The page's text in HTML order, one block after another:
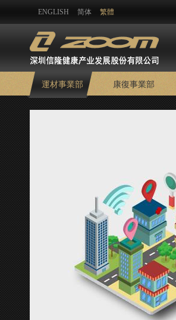
ENGLISH 简体 繁體
運材事業部 康復事業部